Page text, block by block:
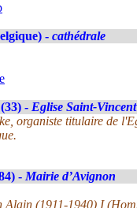
- cathédrale
- Eglise Saint-Vincent
organiste titulaire de
- Mairie d’Avignon
Alain (1911-1940) I